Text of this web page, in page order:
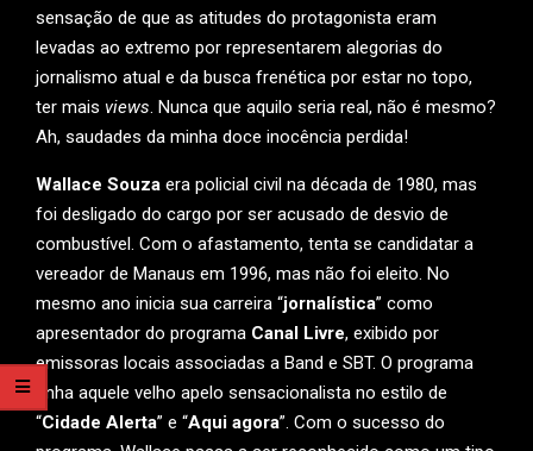
sensação de que as atitudes do protagonista eram
levadas ao extremo por representarem alegorias do
jornalismo atual e da busca frenética por estar no topo,
ter mais views. Nunca que aquilo seria real, não é mesmo?
Ah, saudades da minha doce inocência perdida!
Wallace Souza era policial civil na década de 1980, mas
foi desligado do cargo por ser acusado de desvio de
combustível. Com o afastamento, tenta se candidatar a
vereador de Manaus em 1996, mas não foi eleito. No
mesmo ano inicia sua carreira “jornalística” como
apresentador do programa Canal Livre, exibido por
emissoras locais associadas a Band e SBT. O programa
tinha aquele velho apelo sensacionalista no estilo de
“Cidade Alerta” e “Aqui agora”. Com o sucesso do